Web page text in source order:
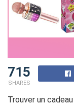
715
SHARES
Trouver un